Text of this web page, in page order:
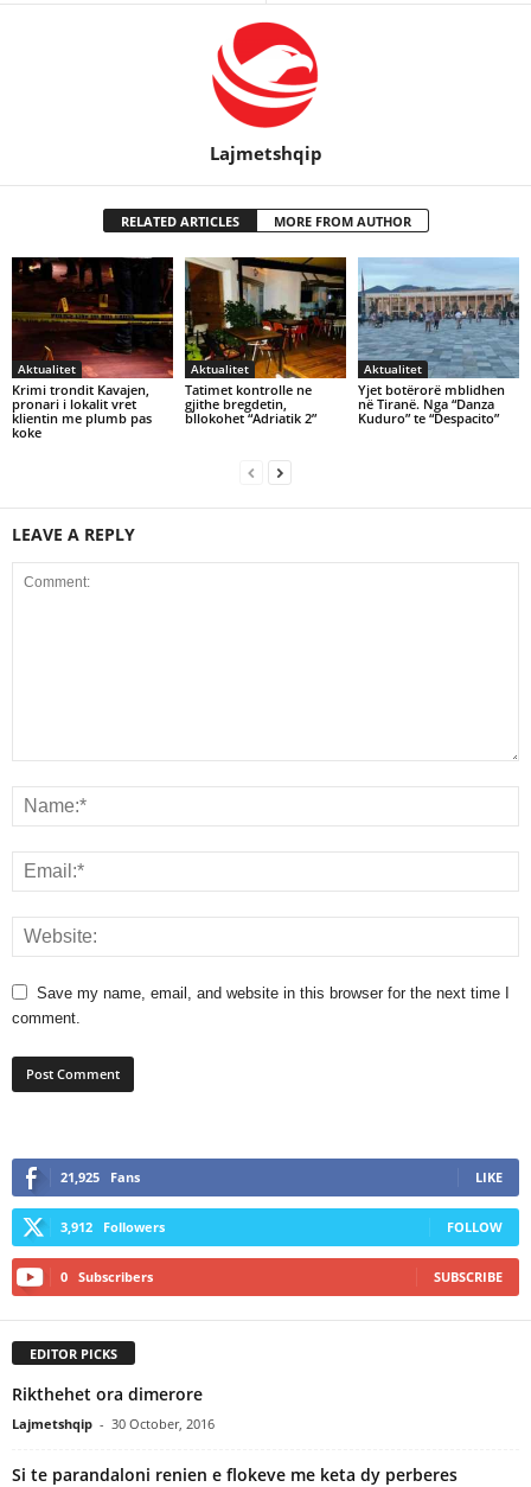
Lajmetshqip
RELATED ARTICLES MORE FROM AUTHOR
Aktualitet
Krimi trondit Kavajen,
pronari i lokalit vret
klientin me plumb pas
koke
Aktualitet
Tatimet kontrolle ne
gjithe bregdetin,
bllokohet “Adriatik 2”
Aktualitet
Yjet botërorë mblidhen
në Tiranë. Nga “Danza
Kuduro” te “Despacito”
LEAVE A REPLY
Save my name, email, and website in this browser for the next time I
comment.
21,925 Fans LIKE
3,912 Followers FOLLOW
0 Subscribers SUBSCRIBE
EDITOR PICKS
Rikthehet ora dimerore
Lajmetshqip - 30 October, 2016
Si te parandaloni renien e flokeve me keta dy perberes